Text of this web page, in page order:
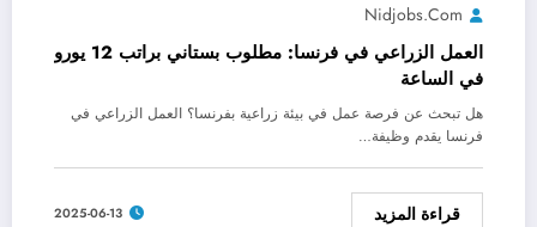
Nidjobs.com
العمل الزراعي في فرنسا: مطلوب بستاني براتب 12 يورو
في الساعة
هل تبحث عن فرصة عمل في بيئة زراعية بفرنسا؟ العمل الزراعي في
فرنسا يقدم وظيفة…
قراءة المزيد 2025-06-13